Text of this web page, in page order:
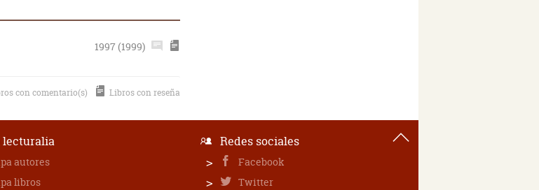
1997 (1999)
con comentario(s) Libros con reseña
lecturalia
autores
libros
Redes sociales
Facebook
Twitter